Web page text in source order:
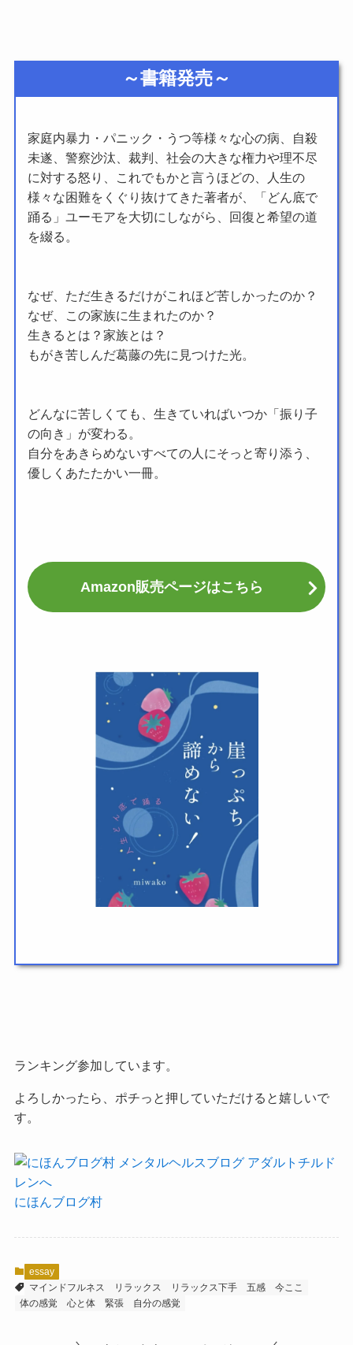
～書籍発売～
家庭内暴力・パニック・うつ等様々な心の病、自殺
未遂、警察沙汰、裁判、社会の大きな権力や理不尽
に対する怒り、これでもかと言うほどの、人生の
様々な困難をくぐり抜けてきた著者が、「どん底で
踊る」ユーモアを大切にしながら、回復と希望の道
を綴る。
なぜ、ただ生きるだけがこれほど苦しかったのか？
なぜ、この家族に生まれたのか？
生きるとは？家族とは？
もがき苦しんだ葛藤の先に見つけた光。
どんなに苦しくても、生きていればいつか「振り子
の向き」が変わる。
自分をあきらめないすべての人にそっと寄り添う、
優しくあたたかい一冊。
Amazon販売ページはこちら
ランキング参加しています。
よろしかったら、ポチっと押していただけると嬉しいで
す。
にほんブログ村
essay
マインドフルネス
リラックス リラックス下手 五感
今ここ
体の感覚
心と体 緊張 自分の感覚